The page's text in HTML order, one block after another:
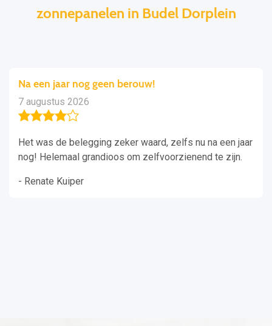
zonnepanelen in Budel Dorplein
Na een jaar nog geen berouw!
7 augustus 2026
Het was de belegging zeker waard, zelfs nu na een jaar
nog! Helemaal grandioos om zelfvoorzienend te zijn.
- Renate Kuiper